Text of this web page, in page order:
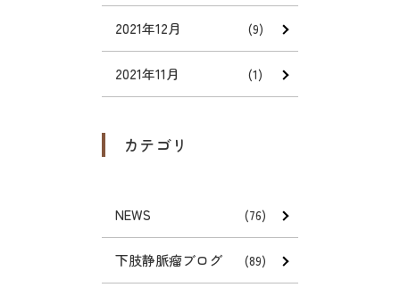
2021年12月 (9)
2021年11月 (1)
カテゴリ
NEWS (76)
下肢静脈瘤ブログ (89)